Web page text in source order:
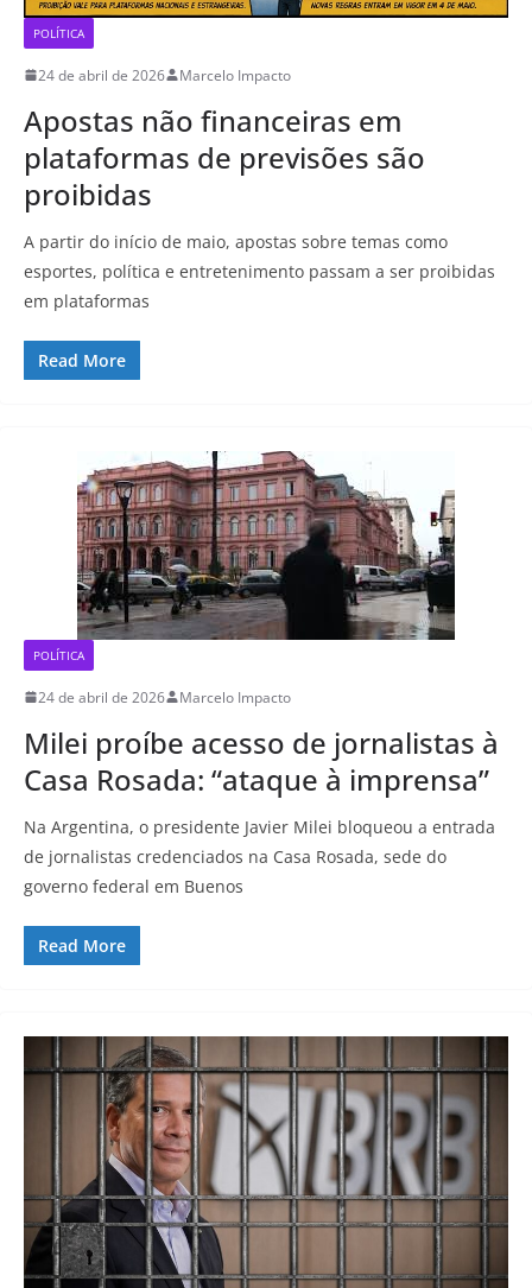
POLÍTICA
24 de abril de 2026 Marcelo Impacto
Apostas não financeiras em
plataformas de previsões são
proibidas
A partir do início de maio, apostas sobre temas como
esportes, política e entretenimento passam a ser proibidas
em plataformas
Read More
POLÍTICA
24 de abril de 2026 Marcelo Impacto
Milei proíbe acesso de jornalistas à
Casa Rosada: “ataque à imprensa”
Na Argentina, o presidente Javier Milei bloqueou a entrada
de jornalistas credenciados na Casa Rosada, sede do
governo federal em Buenos
Read More